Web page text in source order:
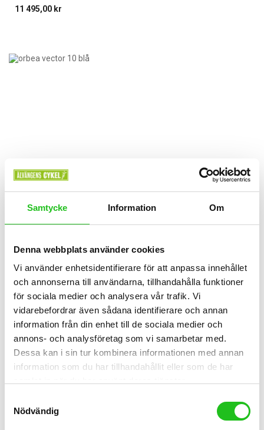
Samtycke Information Om
Denna webbplats använder cookies
Vi använder enhetsidentifierare för att anpassa innehållet
och annonserna till användarna, tillhandahålla funktioner
för sociala medier och analysera vår trafik. Vi
vidarebefordrar även sådana identifierare och annan
information från din enhet till de sociala medier och
annons- och analysföretag som vi samarbetar med.
Dessa kan i sin tur kombinera informationen med annan
information som du har tillhandahållit eller som de har
Nödvändig
11 495,00 kr
Orbea Vector 10 2026
9 999,00kr